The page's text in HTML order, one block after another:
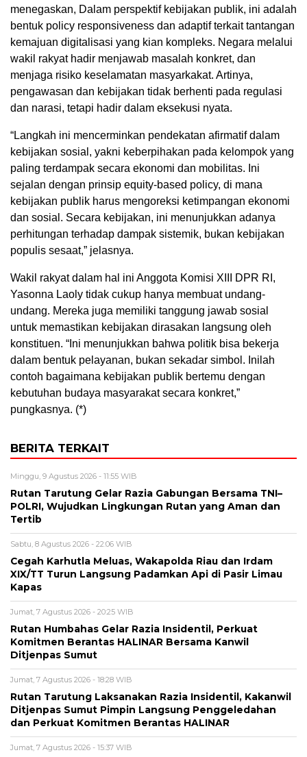
menegaskan, Dalam perspektif kebijakan publik, ini adalah
bentuk policy responsiveness dan adaptif terkait tantangan
kemajuan digitalisasi yang kian kompleks. Negara melalui
wakil rakyat hadir menjawab masalah konkret, dan
menjaga risiko keselamatan masyarkakat. Artinya,
pengawasan dan kebijakan tidak berhenti pada regulasi
dan narasi, tetapi hadir dalam eksekusi nyata.
“Langkah ini mencerminkan pendekatan afirmatif dalam
kebijakan sosial, yakni keberpihakan pada kelompok yang
paling terdampak secara ekonomi dan mobilitas. Ini
sejalan dengan prinsip equity-based policy, di mana
kebijakan publik harus mengoreksi ketimpangan ekonomi
dan sosial. Secara kebijakan, ini menunjukkan adanya
perhitungan terhadap dampak sistemik, bukan kebijakan
populis sesaat,” jelasnya.
Wakil rakyat dalam hal ini Anggota Komisi XIII DPR RI,
Yasonna Laoly tidak cukup hanya membuat undang-
undang. Mereka juga memiliki tanggung jawab sosial
untuk memastikan kebijakan dirasakan langsung oleh
konstituen. “Ini menunjukkan bahwa politik bisa bekerja
dalam bentuk pelayanan, bukan sekadar simbol. Inilah
contoh bagaimana kebijakan publik bertemu dengan
kebutuhan budaya masyarakat secara konkret,”
pungkasnya. (*)
BERITA TERKAIT
Minggu, 9 Agustus 2026 - 11:55 WIB
Rutan Tarutung Gelar Razia Gabungan Bersama TNI–
POLRI, Wujudkan Lingkungan Rutan yang Aman dan
Tertib
Sabtu, 8 Agustus 2026 - 22:06 WIB
Cegah Karhutla Meluas, Wakapolda Riau dan Irdam
XIX/TT Turun Langsung Padamkan Api di Pasir Limau
Kapas
Jumat, 7 Agustus 2026 - 20:25 WIB
Rutan Humbahas Gelar Razia Insidentil, Perkuat
Komitmen Berantas HALINAR Bersama Kanwil
Ditjenpas Sumut
Jumat, 7 Agustus 2026 - 18:28 WIB
Rutan Tarutung Laksanakan Razia Insidentil, Kakanwil
Ditjenpas Sumut Pimpin Langsung Penggeledahan
dan Perkuat Komitmen Berantas HALINAR
Jumat, 7 Agustus 2026 - 15:37 WIB